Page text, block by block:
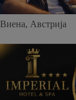
Виена, Австрија